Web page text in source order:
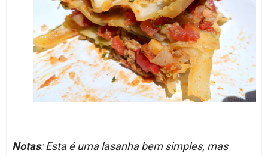
Notas: Esta é uma lasanha bem simples, mas